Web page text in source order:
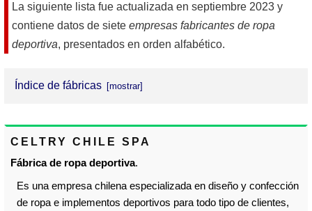
La siguiente lista fue actualizada en septiembre 2023 y
contiene datos de siete empresas fabricantes de ropa
deportiva, presentados en orden alfabético.
Índice de fábricas
Celtry Chile Spa.
Mano
Soccer Factory
CELTRY CHILE SPA
Fábrica de ropa deportiva.
Es una empresa chilena especializada en diseño y confección
de ropa e implementos deportivos para todo tipo de clientes,